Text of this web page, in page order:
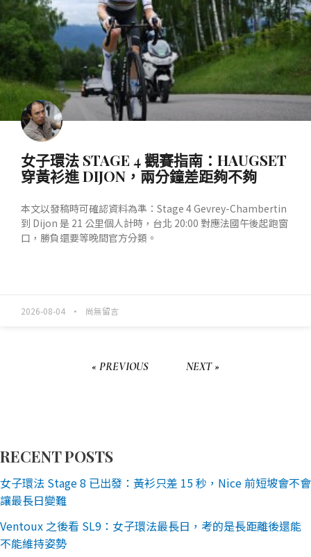
女子環法 STAGE 4 觀賽指南：HAUGSET
穿黃衫進 DIJON，兩分鐘差距夠不夠
本文以發稿時可確認資料為準：Stage 4 Gevrey-Chambertin
到 Dijon 是 21 公里個人計時，台北 20:00 對應法國午後起跑窗
口，勝負還要等晚間官方分類。
2026-08-04 尚無留言
« PREVIOUS NEXT »
RECENT POSTS
女子環法 Stage 8 已出發：黃衫只差 15 秒，Nice 前短坡會不會
讓最長日變難
Ventoux 之後看 SL9：女子環法最長日，考的是長距離後還能
不能維持姿勢